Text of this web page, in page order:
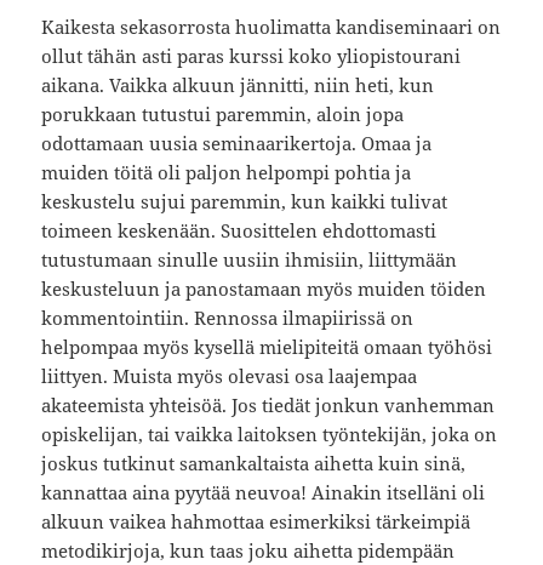
Kaikesta sekasorrosta huolimatta kandiseminaari on
ollut tähän asti paras kurssi koko yliopistourani
aikana. Vaikka alkuun jännitti, niin heti, kun
porukkaan tutustui paremmin, aloin jopa
odottamaan uusia seminaarikertoja. Omaa ja
muiden töitä oli paljon helpompi pohtia ja
keskustelu sujui paremmin, kun kaikki tulivat
toimeen keskenään. Suosittelen ehdottomasti
tutustumaan sinulle uusiin ihmisiin, liittymään
keskusteluun ja panostamaan myös muiden töiden
kommentointiin. Rennossa ilmapiirissä on
helpompaa myös kysellä mielipiteitä omaan työhösi
liittyen. Muista myös olevasi osa laajempaa
akateemista yhteisöä. Jos tiedät jonkun vanhemman
opiskelijan, tai vaikka laitoksen työntekijän, joka on
joskus tutkinut samankaltaista aihetta kuin sinä,
kannattaa aina pyytää neuvoa! Ainakin itselläni oli
alkuun vaikea hahmottaa esimerkiksi tärkeimpiä
metodikirjoja, kun taas joku aihetta pidempään